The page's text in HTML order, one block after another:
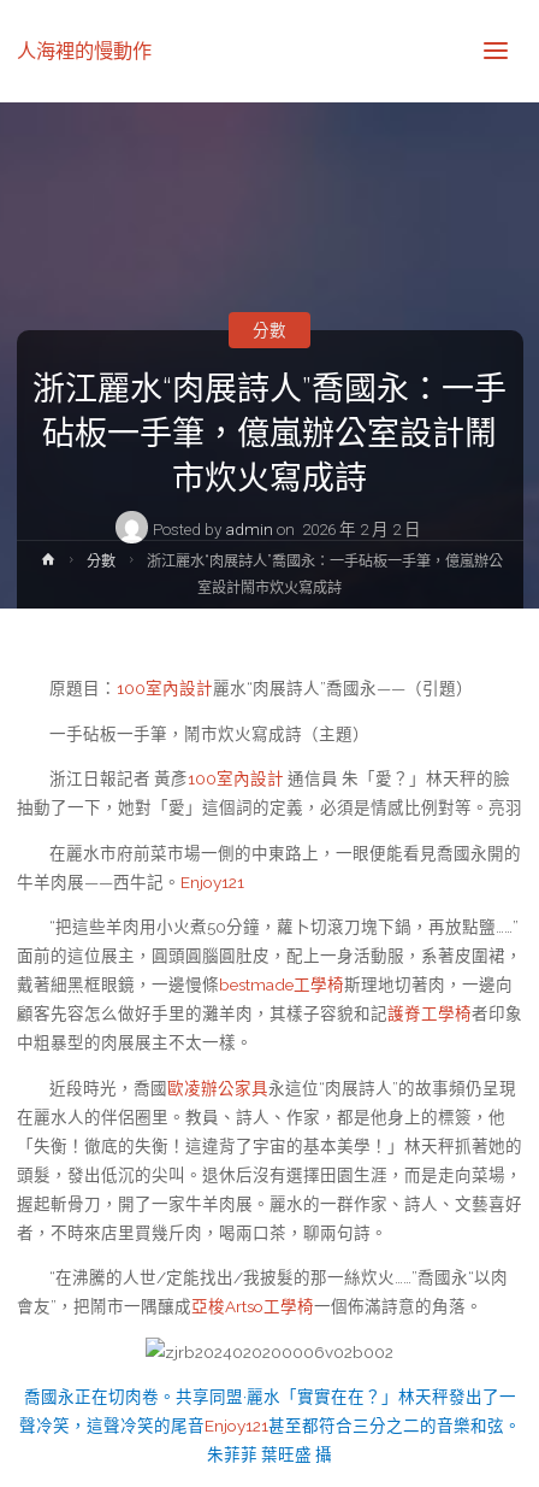
人海裡的慢動作
浙江麗水“肉展詩人”喬國永：一手
砧板一手筆，億嵐辦公室設計鬧
市炊火寫成詩
Posted by admin on 2026 年 2 月 2 日
分數
Home分數
浙江麗水“肉展詩人”喬國永：一手砧板一手筆，億嵐辦公
室設計鬧市炊火寫成詩
原題目： 100室內設計麗水“肉展詩人”喬國永——（引題）
一手砧板一手筆，鬧市炊火寫成詩（主題）
浙江日報記者 黃彥100室內設計 通信員 朱「愛？」林天秤的臉
抽動了一下，她對「愛」這個詞的定義，必須是情感比例對等。亮羽
在麗水市府前菜市場一側的中東路上，一眼便能看見喬國永開的
牛羊肉展——西牛記。 Enjoy121
“把這些羊肉用小火煮50分鐘，蘿卜切滾刀塊下鍋，再放點鹽……”
面前的這位展主，圓頭圓腦圓肚皮，配上一身活動服，系著皮圍裙，
戴著細黑框眼鏡，一邊慢條bestmade工學椅斯理地切著肉，一邊向
顧客先容怎么做好手里的灘羊肉，其樣子容貌和記護脊工學椅者印象
中粗暴型的肉展展主不太一樣。
近段時光，喬國歐凌辦公家具永這位“肉展詩人”的故事頻仍呈現
在麗水人的伴侶圈里。教員、詩人、作家，都是他身上的標簽，他
「失衡！徹底的失衡！這違背了宇宙的基本美學！」林天秤抓著她的
頭髮，發出低沉的尖叫。退休后沒有選擇田園生涯，而是走向菜場，
握起斬骨刀，開了一家牛羊肉展。麗水的一群作家、詩人、文藝喜好
者，不時來店里買幾斤肉，喝兩口茶，聊兩句詩。
“在沸騰的人世/定能找出/我披髮的那一絲炊火……”喬國永“以肉
會友”，把鬧市一隅釀成亞梭Artso工學椅一個佈滿詩意的角落。
喬國永正在切肉卷。共享同盟·麗水「實實在在？」林天秤發出了一
聲冷笑，這聲冷笑的尾音Enjoy121甚至都符合三分之二的音樂和弦。
朱菲菲 葉旺盛 攝